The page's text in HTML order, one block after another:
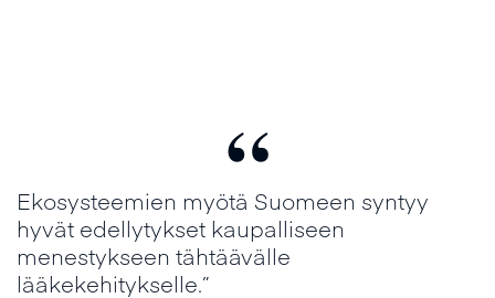
“
Ekosysteemien myötä Suomeen syntyy
hyvät edellytykset kaupalliseen
menestykseen tähtäävälle
lääkekehitykselle.”